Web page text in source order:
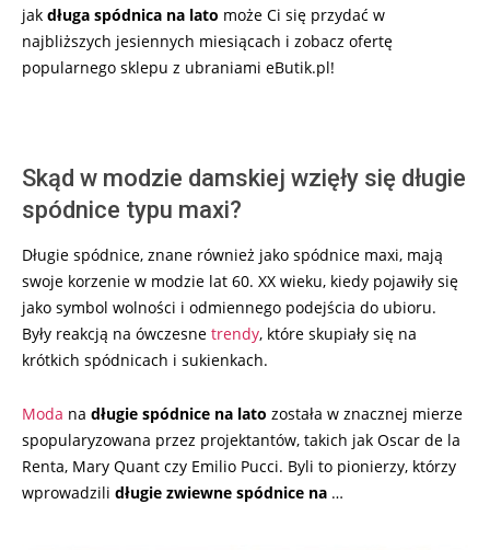
jak długa spódnica na lato może Ci się przydać w
najbliższych jesiennych miesiącach i zobacz ofertę
popularnego sklepu z ubraniami eButik.pl!
Skąd w modzie damskiej wzięły się długie
spódnice typu maxi?
Długie spódnice, znane również jako spódnice maxi, mają
swoje korzenie w modzie lat 60. XX wieku, kiedy pojawiły się
jako symbol wolności i odmiennego podejścia do ubioru.
Były reakcją na ówczesne trendy, które skupiały się na
krótkich spódnicach i sukienkach.
Moda na długie spódnice na lato została w znacznej mierze
spopularyzowana przez projektantów, takich jak Oscar de la
Renta, Mary Quant czy Emilio Pucci. Byli to pionierzy, którzy
wprowadzili długie zwiewne spódnice na …